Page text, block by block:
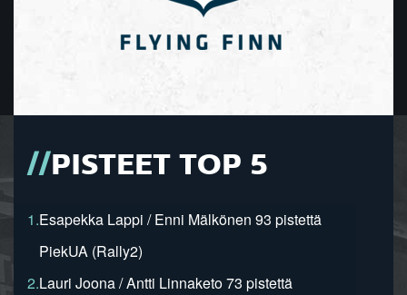
PISTEET TOP 5
1.Esapekka Lappi / Enni Mälkönen 93 pistettä
PiekUA (Rally2)
2.Lauri Joona / Antti Linnaketo 73 pistettä